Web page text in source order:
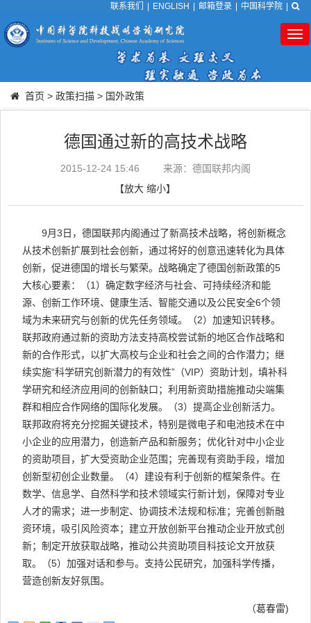
联系我们 ENGLISH 邮箱登录 中国科学院
首页 > 政策扫描 > 国外政策
德国通过新的高技术战略
2015-12-24 15:46
来源：德国联邦内阁
【放大 缩小】
9月3日，德国联邦内阁通过了新高技术战略，将创新概念
从技术创新扩展到社会创新，通过将好的创意迅速转化为具体
创新，促进德国的增长与繁荣。战略确定了德国创新政策的5
大核心要素：（1）确定数字经济与社会、可持续经济和能
源、创新工作环境、健康生活、智能交通以及公民安全6个领
域为未来研究与创新的优先任务领域。（2）加速知识转移。
联邦政府通过新的资助方法支持高校尝试新的地区合作战略和
新的合作形式，以扩大高校与企业和社会之间的合作潜力；继
续实施“科学研究创新潜力的有效性”（VIP）资助计划，填补科
学研究和经济应用间的创新缺口；利用新资助措施推动尖端集
群和相应合作网络的国际化发展。（3）提高企业创新活力。
联邦政府将充分挖掘关键技术，特别是微电子和电池技术在中
小企业的应用潜力，创造新产品和新服务；优化针对中小企业
的资助项目，扩大受资助企业范围；完善现有资助手段，增加
创新型初创企业数量。（4）建设有利于创新的框架条件。在
数学、信息学、自然科学和技术领域实行新计划，保障对专业
人才的需求；进一步制定、协调技术法规和标准；完善创新融
资环境，吸引风险资本；建立开放创新平台推动企业开放式创
新；制定开放获取战略，推动公共资助项目科技论文开放获
取。（5）加强对话和参与。支持公民研究，加强科学传播，
营造创新友好氛围。
（葛春雷)